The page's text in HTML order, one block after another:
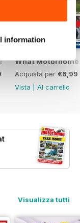
information
July 2026
What
Acquista per €6,99
Vista
Al carrello
Visualizza tutti